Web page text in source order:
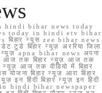
hindi bihar news today
today in hindi etv bihar
न्यूस zee bihar news
बिहार न्यूज़ अररिया जिला
न्यूज़ apna bihar news अपना
आज तक बिहार न्यूज़ आज तक
आज तक वीडियो में बिहार
बिहार न्यूज़ आरा बिहार
इन हिंदी बिहार न्यूज़ इन हिंदी
in hindi bihar newspaper